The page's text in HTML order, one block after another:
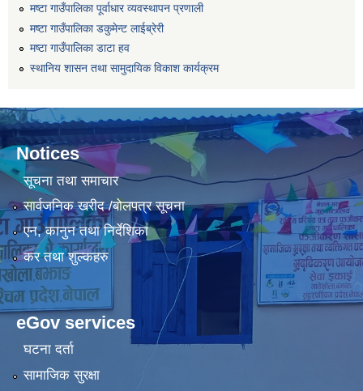
मष्टा गाउँपालिका पूर्वाधार व्यवस्थापन प्रणाली
मष्टा गाउँपालिका डकुमेन्ट लाईब्रेरी
मष्टा गाउँपालिका डाटा हव
स्थानिय शासन तथा सामुदायिक विकाश कार्यक्रम
Notices
सूचना तथा समाचार
सार्वजनिक खरीद /बोलपत्र सूचना
एन, कानुन तथा निर्देशिका
कर तथा शुल्कहरु
eGov services
घटना दर्ता
सामाजिक सुरक्षा